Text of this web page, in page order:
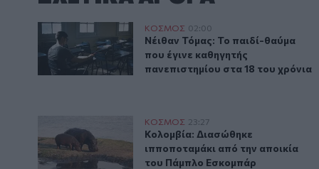
Ο 21χρονος που μπήκε στο κολέγιο στα 10 και έγινε
ΚΟΣΜΟΣ 02:00
Νέιθαν Τόμας: Το παιδί-θαύμα
Νέιθαν Τόμας: Το παιδί-θαύμα
που έγινε καθηγητής
πανεπιστημίου στα 18 του χρόνια
Κολομβία: Διασώθηκε ιπποποταμάκι από την
ΚΟΣΜΟΣ 23:27
Κολομβία: Διασώθηκε
Κολομβία: Διασώθηκε
ιπποποταμάκι από την αποικία
του Πάμπλο Εσκομπάρ